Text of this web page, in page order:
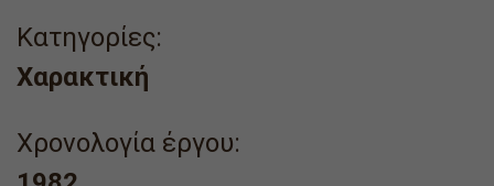
Κατηγορίες:
Χαρακτική
Χρονολογία έργου: